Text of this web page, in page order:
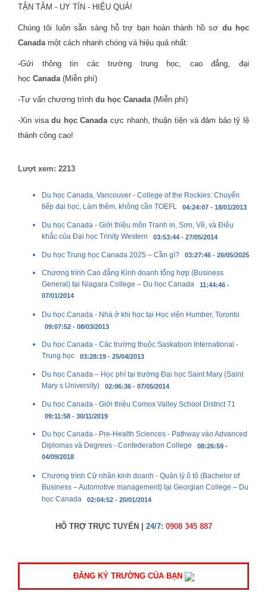
TẬN TÂM - UY TÍN - HIỆU QUẢ!
Chúng tôi luôn sẵn sàng hỗ trợ bạn hoàn thành hồ sơ du học
Canadamột cách nhanh chóng và hiệu quả nhất:
-Gửi thông tin các trường trung học, cao đẳng, đại
học Canada(Miễn phí)
-Tư vấn chương trình du học Canada(Miễn phí)
-Xin visadu học Canadacực nhanh, thuận tiện và đảm bảo tỷ lệ
thành công cao!
Lượt xem: 2213
Du học Canada, Vancouver - College of the Rockies: Chuyển
tiếp đại học, Làm thêm, không cần TOEFL 04:24:07 - 18/01/2013
Du học Canada - Giới thiệu môn Tranh in, Sơn, Vẽ, và Điêu
khắc của Đại học Trinity Western 03:53:44 - 27/05/2014
Du học Trung học Canada 2025 – Cần gì? 03:27:46 - 26/05/2025
Chương trình Cao đẳng Kinh doanh tổng hợp (Business
General) tại Niagara College – Du học Canada 11:44:46 -
07/01/2014
Du học Canada - Nhà ở khi học tại Học viện Humber, Toronto
09:07:52 - 08/03/2013
Du học Canada - Các trường thuộc Saskatoon International -
Trung học 03:28:19 - 25/04/2013
Du học Canada – Học phí tại trường Đại học Saint Mary (Saint
Mary s University) 02:06:36 - 07/05/2014
Du học Canada - Giới thiệu Comox Valley School District 71
09:11:58 - 30/11/2019
Du học Canada - Pre-Health Sciences - Pathway vào Advanced
Diplomas và Degrees - Confederation College 08:26:59 -
04/09/2018
Chương trình Cử nhân kinh doanh - Quản lý ô tô (Bachelor of
Business – Automotive management) tại Georgian College – Du
học Canada
02:04:52 - 20/01/2014
HỖ TRỢ TRỰC TUYẾN | 24/7: 0908 345 887
ĐĂNG KÝ TRƯỜNG CỦA BẠN